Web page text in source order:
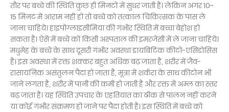
तौर पर बच्चे की स्थिति कुछ ही मिनटों में सुधर जाती है। लेकिन अगर 10-
15 मिनट में आराम नहीं हो तो बच्चे को तत्काल चिकित्सक के पास ले
जाना चाहिये। हाइपोग्लाइसीमिया की गंभीर स्थिति में बच्चा बेहोश हो
सकता है। ऐसे में बच्चे को किसी अस्पताल की इमरजेंसी में ले जाना चाहिये।
मधुमेह के बच्चे के साथ दूसरी गंभीर अवस्था डायबिटिक कीटो-एसिडोसिस
है। इस अवस्था में रक्त शक्कर बहुत अधिक बढ़ जाता है, शरीर में जैव-
रासायनिक असंतुलन पैदा हो जाता है, मूत्रा में शर्करा के साथ कीटोन भी
जाने लगता है, शरीर में पानी की कमी हो जाती है और रक्त में अम्ल का स्तर
बढ़ जाता है। यह स्थिति उपचार के एहतियात का ठीक से पालन नहीं करने
या कोई गंभीर संक्रमण हो जाने पर पैदा होती है। इस स्थिति में बच्चे को